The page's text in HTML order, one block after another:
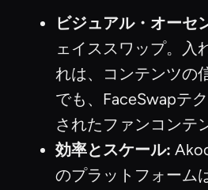
ビジュアル・オーセ
ェイススワップ。入
れは、コンテンツの
でも、FaceSwapテ
されたファンコンテ
効率とスケール:
のプラットフォーム